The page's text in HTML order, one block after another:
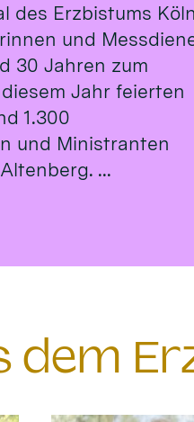
des Erzbistums Köln
und
30 Jahren zum
Jahr feierten
1.300
und Ministranten
...
dem